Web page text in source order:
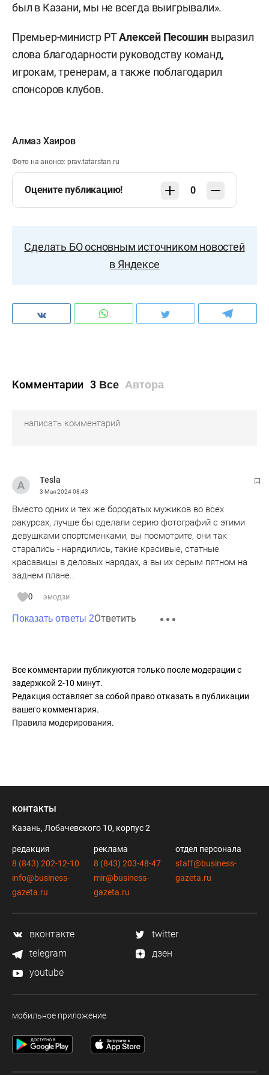
был в Казани, мы не всегда выигрывали».
Премьер-министр РТАлексей Песошин выразил
слова благодарности руководству команд,
игрокам, тренерам, а также поблагодарил
спонсоров клубов.
Алмаз Хаиров
Фото на анонсе: prav.tatarstan.ru
Оцените публикацию! 0
Сделать БО основным источником новостей
в Яндексе
Комментарии 3 Все Автора
Tesla
3 Мая 202408:43
Вместо одних и тех же бородатых мужиков во всех
ракурсах, лучше бы сделали серию фотографий с этими
девушками спортсменками, вы посмотрите, они так
старались - нарядились, такие красивые, статные
красавицы в деловых нарядах, а вы их серым пятном на
заднем плане..
0 эмодзи
Показать ответы 2Ответить
Все комментарии публикуются только после модерации с
задержкой 2-10 минут.
Редакция оставляет за собой право отказать в публикации
вашего комментария.
Правила модерирования.
контакты
Казань, Лобачевского 10, корпус 2
редакция
8 (843) 202-12-10
info@business-
gazeta.ru
реклама
8 (843) 203-48-47
mir@business-
gazeta.ru
отдел персонала
staff@business-
gazeta.ru
вконтакте
twitter
telegram
дзен
youtube
мобильное приложение